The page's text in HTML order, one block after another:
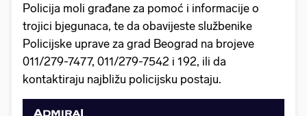
Policija moli građane za pomoć i informacije o
trojici bjegunaca, te da obavijeste službenike
Policijske uprave za grad Beograd na brojeve
011/279-7477, 011/279-7542 i 192, ili da
kontaktiraju najbližu policijsku postaju.